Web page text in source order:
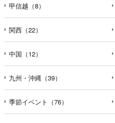
甲信越（8）
関西（22）
中国（12）
九州・沖縄（39）
季節イベント（76）